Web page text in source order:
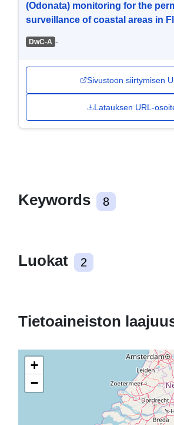
(Odonata) monitoring for the
surveillance of coastal areas in
DwC-A -
Sivustoon siirtymisen
Latauksen URL-
Keywords 8
Luokat 2
Tietoaineiston
+
−